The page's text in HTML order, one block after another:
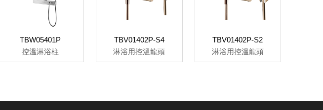
TBW05401P
控溫淋浴柱
TBV01402P-S4
淋浴用控溫龍頭
TBV01402P-S2
淋浴用控溫龍頭